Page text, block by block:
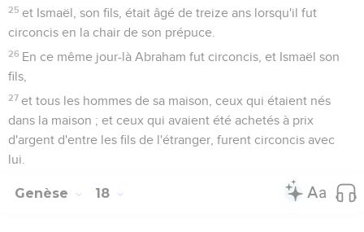
25 et Ismaël, son fils, était âgé de treize ans lorsqu'il fut
circoncis en la chair de son prépuce.
26 En ce même jour-là Abraham fut circoncis, et Ismaël son
fils,
27 et tous les hommes de sa maison, ceux qui étaient nés
dans la maison ; et ceux qui avaient été achetés à prix
d'argent d'entre les fils de l'étranger, furent circoncis avec
lui.
Genèse 18